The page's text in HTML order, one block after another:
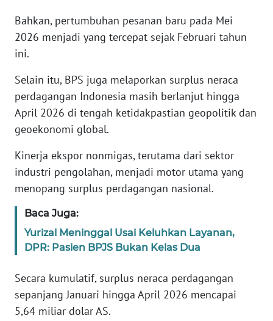
Bahkan, pertumbuhan pesanan baru pada Mei
2026 menjadi yang tercepat sejak Februari tahun
ini.
Selain itu, BPS juga melaporkan surplus neraca
perdagangan Indonesia masih berlanjut hingga
April 2026 di tengah ketidakpastian geopolitik dan
geoekonomi global.
Kinerja ekspor nonmigas, terutama dari sektor
industri pengolahan, menjadi motor utama yang
menopang surplus perdagangan nasional.
Baca Juga:
Yurizal Meninggal Usai Keluhkan Layanan,
DPR: Pasien BPJS Bukan Kelas Dua
Secara kumulatif, surplus neraca perdagangan
sepanjang Januari hingga April 2026 mencapai
5,64 miliar dolar AS.
MEDIA
SIBER
REDAKSI
KARIR
DISCLAIMER
Wahana
News
WN
WN
JABAR